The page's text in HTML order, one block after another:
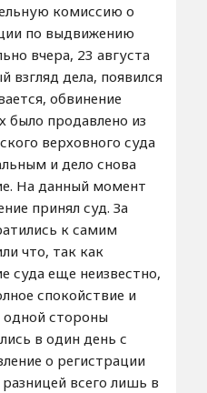
комиссию о
по выдвижению
вчера, 23 августа
взгляд дела, появился
обвинение
было продавлено из
верховного суда
и дело снова
На данный момент
принял суд. За
к самим
что, так как
суда еще неизвестно,
спокойствие и
стороны
в один день с
о регистрации
всего лишь в